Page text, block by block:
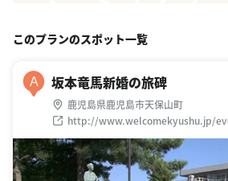
このプランのスポット一覧
A 坂本竜馬新婚の旅碑
鹿児島県鹿児島市天保山町
http://www.welcomekyushu.jp/